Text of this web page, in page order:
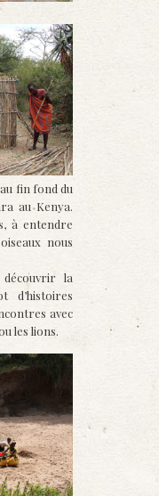
fin fond du
au Kenya.
à entendre
nous
la
avec
les lions.